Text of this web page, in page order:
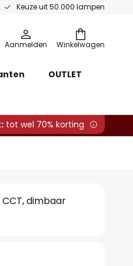
Keuze uit 50.000 lampen
Winkelwagen
Aanmelden
OUTLET
tot wel 70% korting
dimbaar